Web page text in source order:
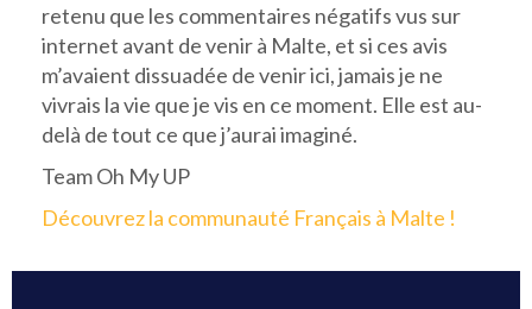
retenu que les commentaires négatifs vus sur
internet avant de venir à Malte, et si ces avis
m’avaient dissuadée de venir ici, jamais je ne
vivrais la vie que je vis en ce moment. Elle est au-
delà de tout ce que j’aurai imaginé.
Team Oh My UP
Découvrez la communauté Français à Malte !